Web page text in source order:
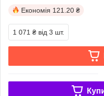
Економія 121.20 ₴
1 071 ₴ від 3 шт.